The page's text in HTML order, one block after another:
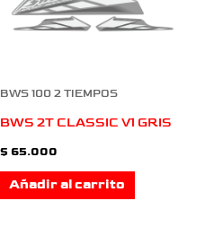
BWS 100 2 TIEMPOS
BWS 2T CLASSIC V1 GRIS
$ 65.000
Añadir al carrito